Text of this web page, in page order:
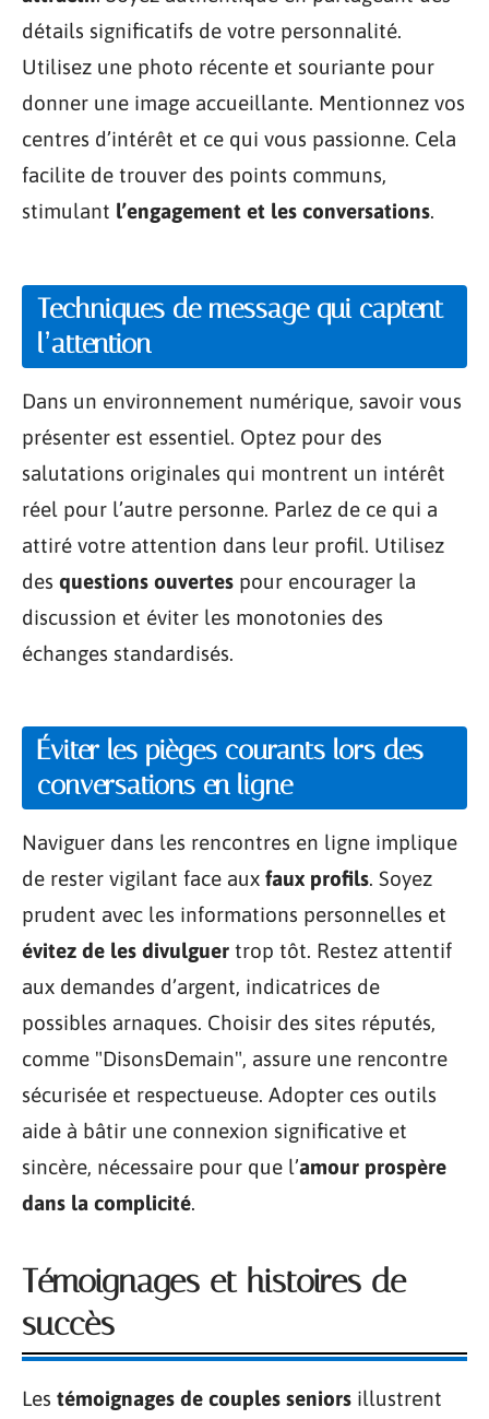
détails significatifs de votre personnalité.
Utilisez une photo récente et souriante pour
donner une image accueillante. Mentionnez vos
centres d’intérêt et ce qui vous passionne. Cela
facilite de trouver des points communs,
stimulant l’engagement et les conversations.
Techniques de message qui captent
l’attention
Dans un environnement numérique, savoir vous
présenter est essentiel. Optez pour des
salutations originales qui montrent un intérêt
réel pour l’autre personne. Parlez de ce qui a
attiré votre attention dans leur profil. Utilisez
des questions ouvertes pour encourager la
discussion et éviter les monotonies des
échanges standardisés.
Éviter les pièges courants lors des
conversations en ligne
Naviguer dans les rencontres en ligne implique
de rester vigilant face aux faux profils. Soyez
prudent avec les informations personnelles et
évitez de les divulguer trop tôt. Restez attentif
aux demandes d’argent, indicatrices de
possibles arnaques. Choisir des sites réputés,
comme "DisonsDemain", assure une rencontre
sécurisée et respectueuse. Adopter ces outils
aide à bâtir une connexion significative et
sincère, nécessaire pour que l’amour prospère
dans la complicité.
Témoignages et histoires de
succès
Les témoignages de couples seniors illustrent